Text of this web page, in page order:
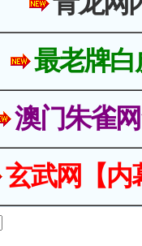
最老牌白
澳门朱雀
玄武网【